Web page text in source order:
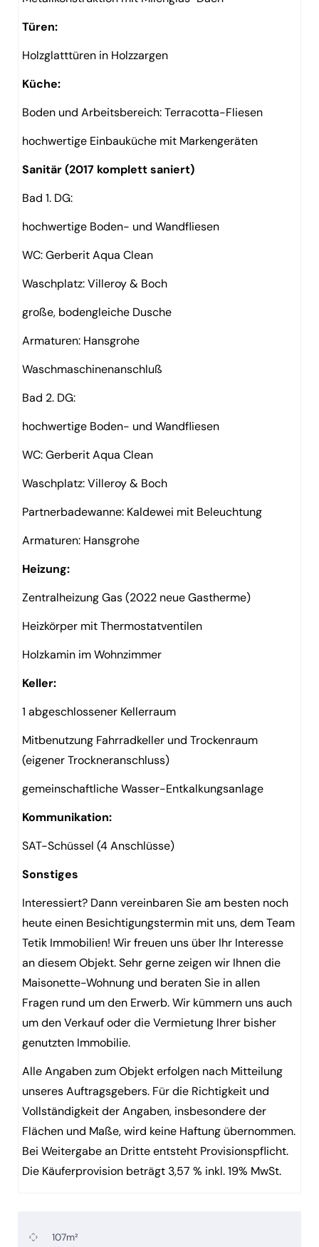
Türen:
Holzglatttüren in Holzzargen
Küche:
Boden und Arbeitsbereich: Terracotta-Fliesen
hochwertige Einbauküche mit Markengeräten
Sanitär (2017 komplett saniert)
Bad 1. DG:
hochwertige Boden- und Wandfliesen
WC: Gerberit Aqua Clean
Waschplatz: Villeroy & Boch
große, bodengleiche Dusche
Armaturen: Hansgrohe
Waschmaschinenanschluß
Bad 2. DG:
hochwertige Boden- und Wandfliesen
WC: Gerberit Aqua Clean
Waschplatz: Villeroy & Boch
Partnerbadewanne: Kaldewei mit Beleuchtung
Armaturen: Hansgrohe
Heizung:
Zentralheizung Gas (2022 neue Gastherme)
Heizkörper mit Thermostatventilen
Holzkamin im Wohnzimmer
Keller:
1 abgeschlossener Kellerraum
Mitbenutzung Fahrradkeller und Trockenraum
(eigener Trockneranschluss)
gemeinschaftliche Wasser-Entkalkungsanlage
Kommunikation:
SAT-Schüssel (4 Anschlüsse)
Sonstiges
Interessiert? Dann vereinbaren Sie am besten noch
heute einen Besichtigungstermin mit uns, dem Team
Tetik Immobilien! Wir freuen uns über Ihr Interesse
an diesem Objekt. Sehr gerne zeigen wir Ihnen die
Maisonette-Wohnung und beraten Sie in allen
Fragen rund um den Erwerb. Wir kümmern uns auch
um den Verkauf oder die Vermietung Ihrer bisher
genutzten Immobilie.
Alle Angaben zum Objekt erfolgen nach Mitteilung
unseres Auftragsgebers. Für die Richtigkeit und
Vollständigkeit der Angaben, insbesondere der
Flächen und Maße, wird keine Haftung übernommen.
Bei Weitergabe an Dritte entsteht Provisionspflicht.
Die Käuferprovision beträgt 3,57 % inkl. 19% MwSt.
107m²